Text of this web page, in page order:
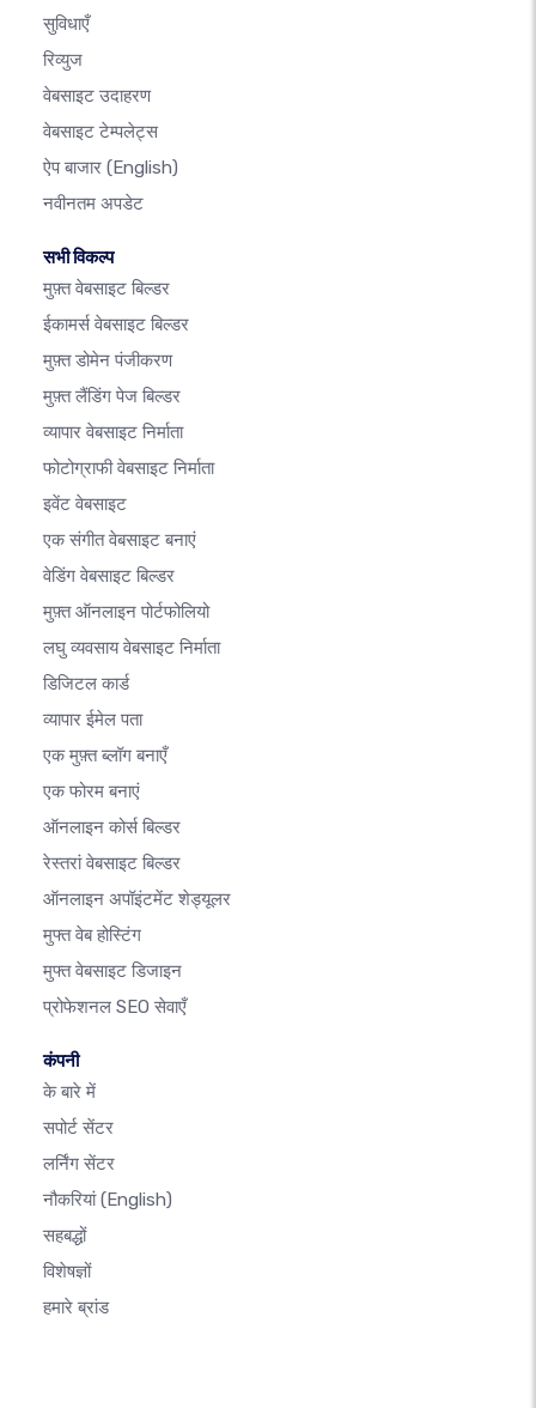
सुविधाएँ
रिव्युज
वेबसाइट उदाहरण
वेबसाइट टेम्पलेट्स
ऐप बाजार (English)
नवीनतम अपडेट
सभी विकल्प
मुफ़्त वेबसाइट बिल्डर
ईकामर्स वेबसाइट बिल्डर
मुफ़्त डोमेन पंजीकरण
मुफ़्त लैंडिंग पेज बिल्डर
व्यापार वेबसाइट निर्माता
फोटोग्राफी वेबसाइट निर्माता
इवेंट वेबसाइट
एक संगीत वेबसाइट बनाएं
वेडिंग वेबसाइट बिल्डर
मुफ़्त ऑनलाइन पोर्टफोलियो
लघु व्यवसाय वेबसाइट निर्माता
डिजिटल कार्ड
व्यापार ईमेल पता
एक मुफ़्त ब्लॉग बनाएँ
एक फोरम बनाएं
ऑनलाइन कोर्स बिल्डर
रेस्तरां वेबसाइट बिल्डर
ऑनलाइन अपॉइंटमेंट शेड्यूलर
मुफ्त वेब होस्टिंग
मुफ्त वेबसाइट डिजाइन
प्रोफेशनल SEO सेवाएँ
कंपनी
के बारे में
सपोर्ट सेंटर
लर्निंग सेंटर
नौकरियां(English)
सहबद्धों
विशेषज्ञों
हमारे ब्रांड